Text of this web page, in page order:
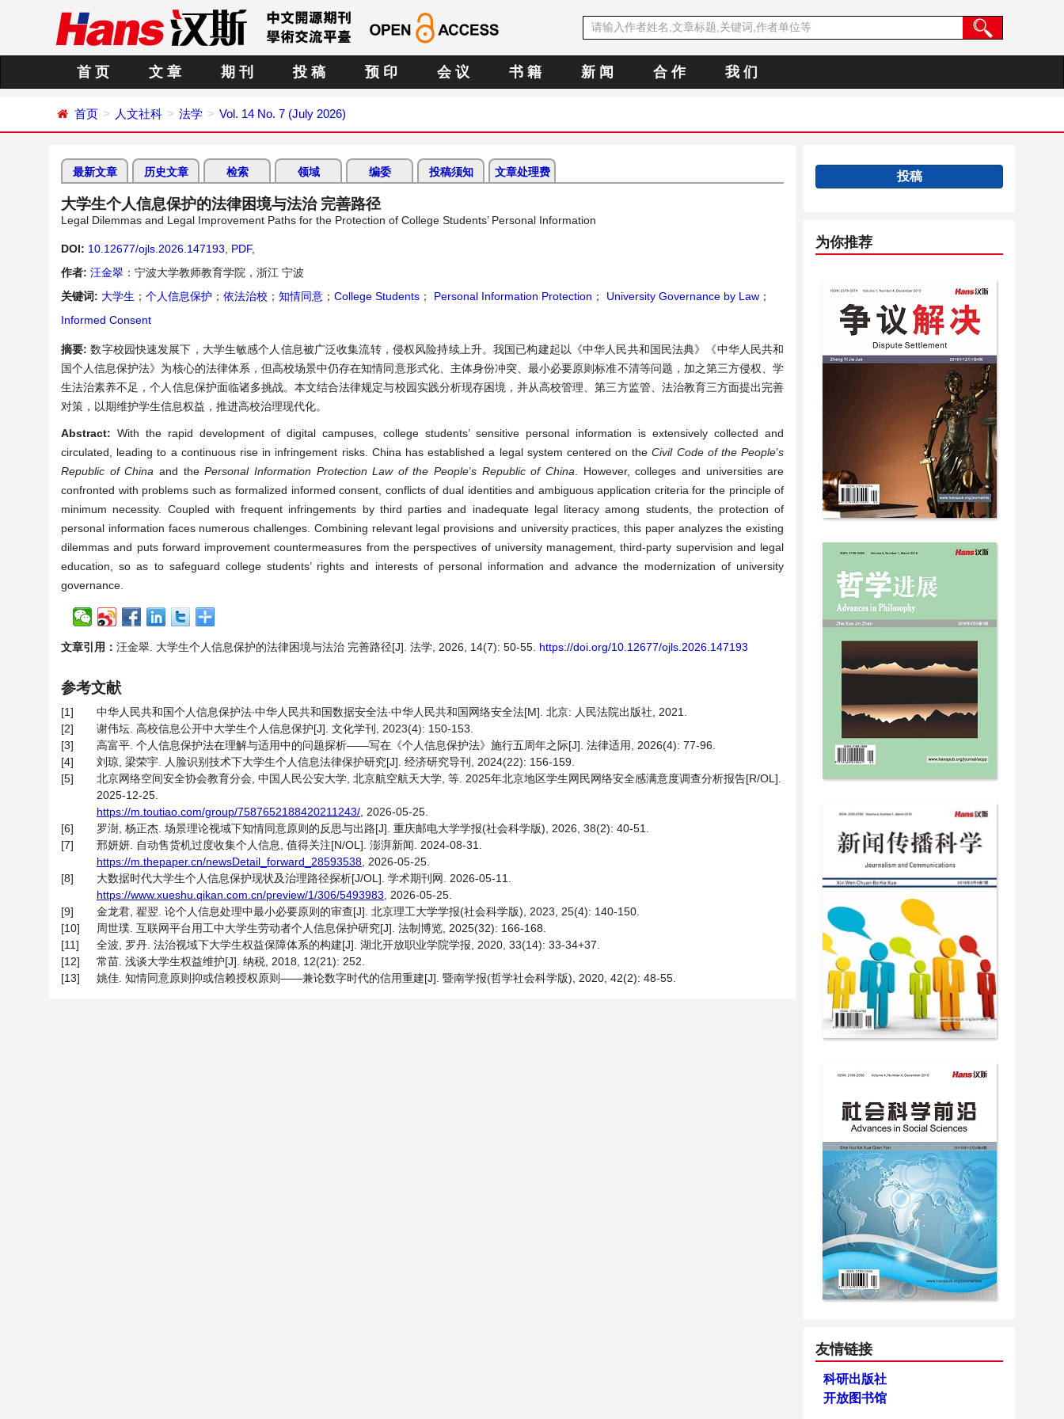
首 页 文 章 期 刊 投 稿 预 印 会 议 书 籍 新 闻 合 作 我 们
首页 人文社科 法学 Vol. 14 No. 7 (July 2026)
最新文章 历史文章 检索 领域 编委 投稿须知 文章处理费
大学生个人信息保护的法律困境与法治 完善路径
Legal Dilemmas and Legal Improvement Paths for the Protection of College Students’ Personal Information
DOI: 10.12677/ojls.2026.147193 PDF,
作者: 汪金翠 ：宁波大学教师教育学院，浙江 宁波
关键词: 大学生 ； 个人信息保护 ； 依法治校 ； 知情同意 ； College Students ； Personal Information Protection ； University Governance by Law ；
Informed Consent
摘要:数字校园快速发展下，大学生敏感个人信息被广泛收集流转，侵权风险持续上升。我国已构建起以《中华人民共和国民法典》《中华人民共和
国个人信息保护法》为核心的法律体系，但高校场景中仍存在知情同意形式化、主体身份冲突、最小必要原则标准不清等问题，加之第三方侵权、学
生法治素养不足，个人信息保护面临诸多挑战。本文结合法律规定与校园实践分析现存困境，并从高校管理、第三方监管、法治教育三方面提出完善
对策，以期维护学生信息权益，推进高校治理现代化。
Abstract:With the rapid development of digital campuses, college students’ sensitive personal information is extensively collected and
circulated, leading to a continuous rise in infringement risks. China has established a legal system centered on theCivil Code of the People’s
Republic of China and thePersonal Information Protection Law of the People’s Republic of China . However, colleges and universities are
confronted with problems such as formalized informed consent, conflicts of dual identities and ambiguous application criteria for the principle of
minimum necessity. Coupled with frequent infringements by third parties and inadequate legal literacy among students, the protection of
personal information faces numerous challenges. Combining relevant legal provisions and university practices, this paper analyzes the existing
dilemmas and puts forward improvement countermeasures from the perspectives of university management, third-party supervision and legal
education, so as to safeguard college students’ rights and interests of personal information and advance the modernization of university
governance.
文章引用： 汪金翠. 大学生个人信息保护的法律困境与法治 完善路径[J]. 法学, 2026, 14(7): 50-55. https://doi.org/10.12677/ojls.2026.147193
参考文献
[1]
中华人民共和国个人信息保护法∙中华人民共和国数据安全法∙中华人民共和国网络安全法[M]. 北京: 人民法院出版社, 2021.
[2]
谢伟坛. 高校信息公开中大学生个人信息保护[J]. 文化学刊, 2023(4): 150-153.
[3]
高富平. 个人信息保护法在理解与适用中的问题探析——写在《个人信息保护法》施行五周年之际[J]. 法律适用, 2026(4): 77-96.
[4]
刘琼, 梁荣宇. 人脸识别技术下大学生个人信息法律保护研究[J]. 经济研究导刊, 2024(22): 156-159.
[5]
北京网络空间安全协会教育分会, 中国人民公安大学, 北京航空航天大学, 等. 2025年北京地区学生网民网络安全感满意度调查分析报告[R/OL].
2025-12-25.
https://m.toutiao.com/group/7587652188420211243/ , 2026-05-25.
[6]
罗澍, 杨正杰. 场景理论视域下知情同意原则的反思与出路[J]. 重庆邮电大学学报(社会科学版), 2026, 38(2): 40-51.
[7]
邢妍妍. 自动售货机过度收集个人信息, 值得关注[N/OL]. 澎湃新闻. 2024-08-31.
https://m.thepaper.cn/newsDetail_forward_28593538 , 2026-05-25.
[8]
大数据时代大学生个人信息保护现状及治理路径探析[J/OL]. 学术期刊网. 2026-05-11.
https://www.xueshu.qikan.com.cn/preview/1/306/5493983 , 2026-05-25.
[9]
金龙君, 翟翌. 论个人信息处理中最小必要原则的审查[J]. 北京理工大学学报(社会科学版), 2023, 25(4): 140-150.
[10]
周世璞. 互联网平台用工中大学生劳动者个人信息保护研究[J]. 法制博览, 2025(32): 166-168.
[11]
全波, 罗丹. 法治视域下大学生权益保障体系的构建[J]. 湖北开放职业学院学报, 2020, 33(14): 33-34+37.
[12]
常苗. 浅谈大学生权益维护[J]. 纳税, 2018, 12(21): 252.
[13]
姚佳. 知情同意原则抑或信赖授权原则——兼论数字时代的信用重建[J]. 暨南学报(哲学社会科学版), 2020, 42(2): 48-55.
投稿
为你推荐
友情链接
科研出版社
开放图书馆